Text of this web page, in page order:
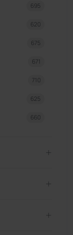
695
620
675
671
710
625
660